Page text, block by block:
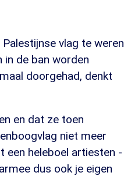
vlag te weren
in de ban worden
doorgehad, denkt
en dat ze toen
niet meer
een heleboel artiesten -
dus ook je eigen